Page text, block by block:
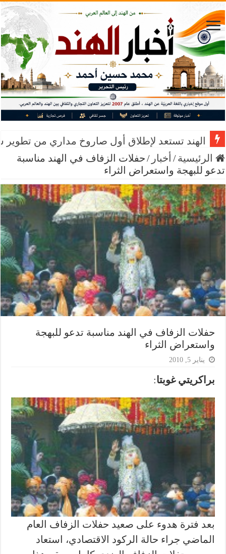
الهند تستعد لإطلاق أول صاروخ مداري من
الرئيسية/ أخبار /حفلات الزفاف في الهند مناسبة
تدعو للبهجة واستعراض الثراء
حفلات الزفاف في الهند مناسبة تدعو للبهجة
واستعراض الثراء
يناير 5, 2010
براكريتي غوبتا:
بعد فترة هدوء على صعيد حفلات الزفاف العام
الماضي جراء حالة الركود الاقتصادي، استعاد